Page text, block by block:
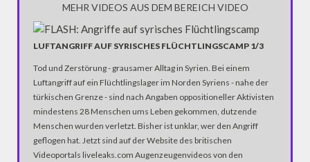
MEHR VIDEOS AUS DEM BEREICH VIDEO
LUFTANGRIFF AUF SYRISCHES FLÜCHTLINGSCAMP 1/3
Tod und Zerstörung - grausamer Alltag in Syrien. Bei einem
Luftangriff auf ein Flüchtlingslager im Norden Syriens - nahe der
türkischen Grenze - sind nach Angaben oppositioneller Aktivisten
mindestens 28 Menschen ums Leben gekommen, dutzende
Menschen wurden verletzt. Bisher ist unklar, wer den Angriff
geflogen hat. Jetzt sind auf der Website des britischen
Videoportals liveleaks.com Augenzeugenvideos von den